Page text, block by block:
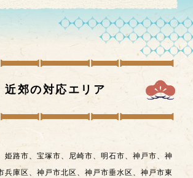
近郊の対応エリア
姫路市、 宝塚市、 尼崎市、 明石市、神戸市、 神
兵庫区 、 神戸市北区 、 神戸市垂水区 、 神戸市東